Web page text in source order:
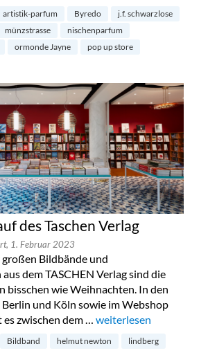
artistik-parfum Byredo
j.f. schwarzlose
münzstrasse
nischenparfum
ormonde Jayne pop up store
des Taschen Verlag
1. Februar 2023
großen Bildbände und
dem TASCHEN Verlag sind die
bisschen wie Weihnachten. In den
Berlin und Köln sowie im Webshop
zwischen dem … „Sonderverkauf des
weiterlesen
Bildband helmut newton
lindberg